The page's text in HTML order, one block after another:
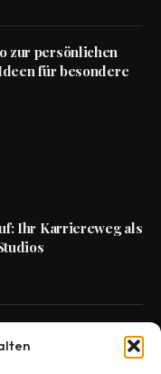
zur persönlichen
für besondere
Ihr Karriereweg als
nichts bestätigt